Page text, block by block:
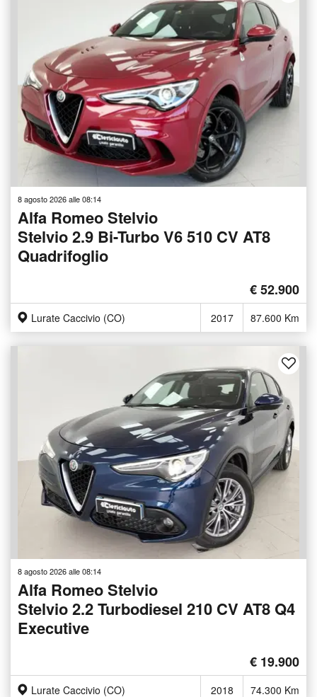
8 agosto 2026 alle 08:14
Alfa Romeo Stelvio
Stelvio 2.9 Bi-Turbo V6 510 CV AT8
Quadrifoglio
€ 52.900
Lurate Caccivio (CO) 2017 87.600 Km
8 agosto 2026 alle 08:14
Alfa Romeo Stelvio
Stelvio 2.2 Turbodiesel 210 CV AT8 Q4
Executive
€ 19.900
Lurate Caccivio (CO) 2018 74.300 Km